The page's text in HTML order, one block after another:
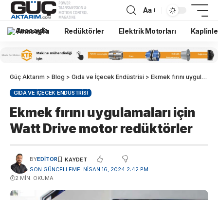
Aa
Anasayfa Redüktörler Elektrik Motorları
Güç Aktarım > Blog > Gıda ve İçecek Endüstrisi > Ekmek fırını uygulamaları için Watt Drive motor redüktörler
GIDA VE İÇECEK ENDÜSTRISI
Ekmek fırını uygulamaları için
Watt Drive motor redüktörler
SON GÜNCELLEME: NISAN 16, 2024 2:42 PM
BYEDITOR
2 MIN. OKUMA